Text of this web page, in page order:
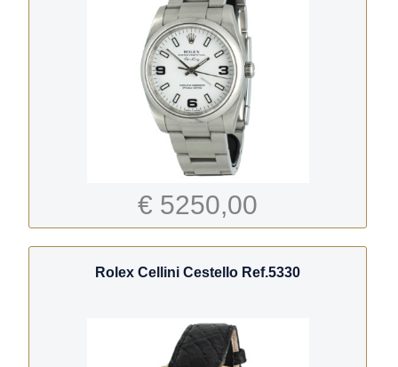
€ 5250,00
Rolex Cellini Cestello Ref.5330